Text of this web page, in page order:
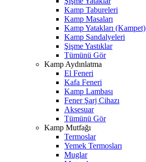
Kamp Tabureleri
Kamp Masaları
Kamp Yatakları (Kampet)
Kamp Sandalyeleri
Şişme Yastıklar
Tümünü Gör
Kamp Aydınlatma
El Feneri
Kafa Feneri
Kamp Lambası
Fener Şarj Cihazı
Aksesuar
Tümünü Gör
Kamp Mutfağı
Termoslar
Yemek Termosları
Muglar